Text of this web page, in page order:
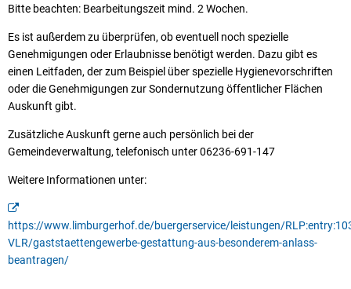
Bitte beachten: Bearbeitungszeit mind. 2 Wochen.
Es ist außerdem zu überprüfen, ob eventuell noch spezielle
Genehmigungen oder Erlaubnisse benötigt werden. Dazu gibt es
einen Leitfaden, der zum Beispiel über spezielle Hygienevorschriften
oder die Genehmigungen zur Sondernutzung öffentlicher Flächen
Auskunft gibt.
Zusätzliche Auskunft gerne auch persönlich bei der
Gemeindeverwaltung, telefonisch unter 06236-691-147
Weitere Informationen unter:
https://www.limburgerhof.de/buergerservice/leistungen/
VLR/gaststaettengewerbe-gestattung-aus-besonderem-anlass-
beantragen/